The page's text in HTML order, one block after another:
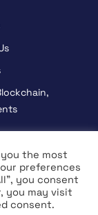
Condition
the most
preferences
you consent
you may visit
consent.